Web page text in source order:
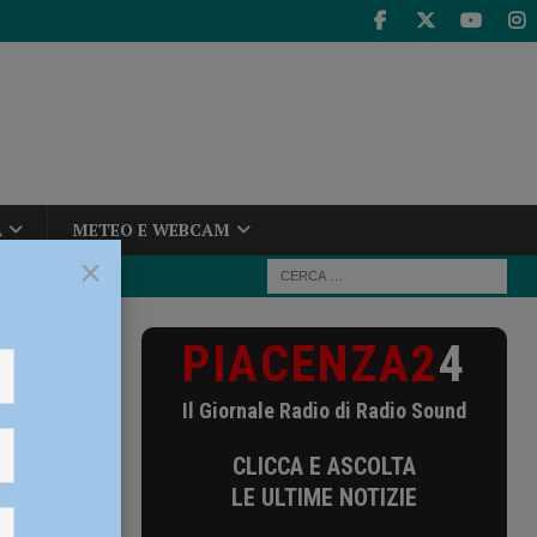
METEO E WEBCAM
i
PIACENZA24
Il Giornale Radio di Radio Sound
CLICCA E ASCOLTA
LE ULTIME NOTIZIE
×